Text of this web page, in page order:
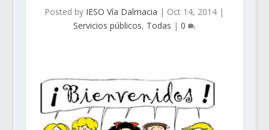
Posted by IESO Vía Dalmacia | Oct 14, 2014 |
Servicios públicos, Todas |0